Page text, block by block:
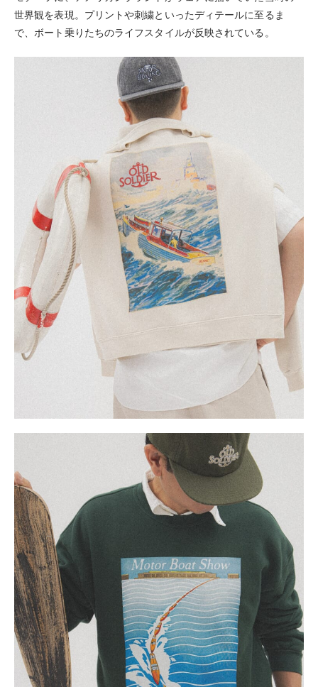
世界観を表現。プリントや刺繍といったディテールに至るま
で、ボート乗りたちのライフスタイルが反映されている。